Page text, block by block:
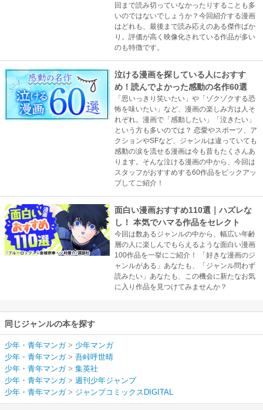
回まで読み切っていなかったりすることも多
いのではないでしょうか？今回紹介する漫画
はどれも、最後まで読み応えのある傑作ばか
り。評価が高く映像化されている作品が多い
のも特徴です。
泣ける漫画を探している人におすす
め！読んでよかった感動の名作60選
「思いっきり笑いたい」や「ゾクゾクする恐
怖を味いたい」など、漫画の楽しみ方は人そ
れぞれ。漫画で「感動したい」「泣きたい」
という方も多いのでは？ 恋愛やスポーツ、ア
クションやSFなど、ジャンルは違っていても
感動の涙を流せる漫画は今も昔もたくさんあ
ります。そんな泣ける漫画の中から、今回は
スタッフがおすすめする60作品をピックアッ
プしてご紹介！
面白い漫画おすすめ110選｜ハズレな
し！ 本気でハマる作品をセレクト
今回は数あるジャンルの中から、幅広い年齢
層の人に楽しんでもらえるような面白い漫画
100作品を一挙にご紹介！ 「好きな漫画のジ
ャンルがある」あなたも、「ジャンル問わず
読みたい」あなたも、この機会に新たなお気
に入り作品を見つけてみませんか？
同じジャンルの本を探す
少年・青年マンガ> 少年マンガ
少年・青年マンガ> 吾峠呼世晴
少年・青年マンガ> 集英社
少年・青年マンガ> 週刊少年ジャンプ
少年・青年マンガ> ジャンプコミックスDIGITAL